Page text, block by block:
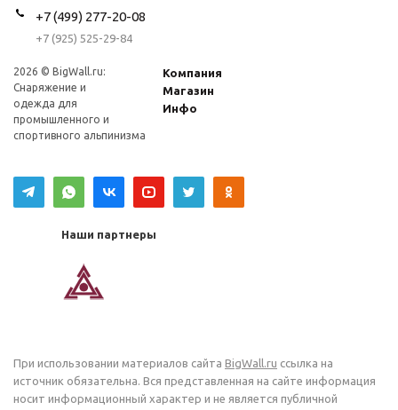
+7 (499) 277-20-08
+7 (925) 525-29-84
2026 © BigWall.ru:
Снаряжение и
одежда для
промышленного и
спортивного альпинизма
Компания
Магазин
Инфо
Наши партнеры
При использовании материалов сайта BigWall.ru ссылка на
источник обязательна. Вся представленная на сайте информация
носит информационный характер и не является публичной